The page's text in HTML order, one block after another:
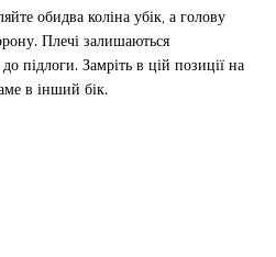
обидва коліна убік, а голову
Плечі залишаються
підлоги. Замріть в цій позиції на
в інший бік.